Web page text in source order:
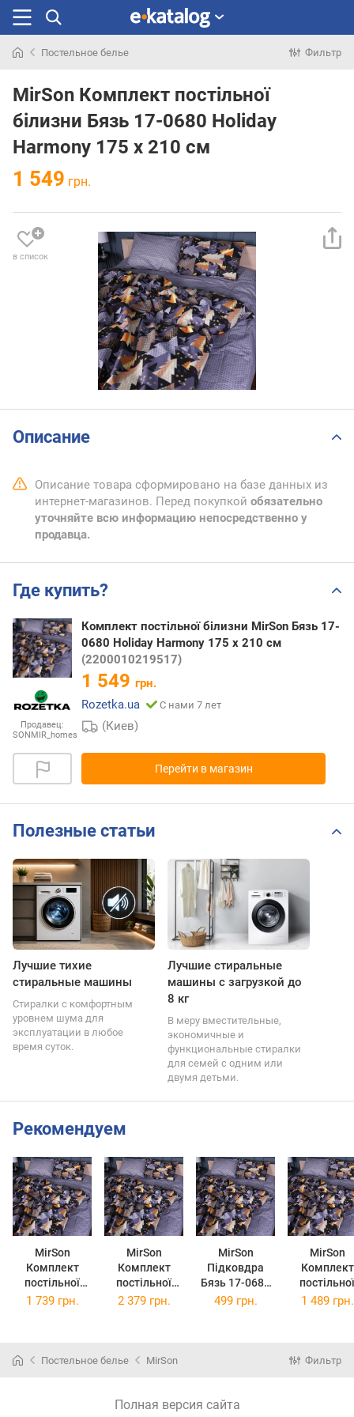
раньше
Постельное белье Фильтр
MirSon Комплект постільної
білизни Бязь 17-0680 Holiday
Harmony 175 x 210 см
1 549 грн.
в список
Описание
Описание товара сформировано на базе данных из
интернет-магазинов. Перед покупкой обязательно
уточняйте всю информацию непосредственно у
продавца.
Где купить?
Продавец:
SONMIR_homes
Комплект постільної білизни MirSon Бязь 17-
0680 Holiday Harmony 175 x 210 см
(2200010219517)
1 549 грн.
Rozetka.ua
С нами 7 лет
(Киев)
Перейти в магазин
Полезные статьи
Лучшие тихие
стиральные машины
Стиралки с комфортным
уровнем шума для
эксплуатации в любое
время суток.
Лучшие стиральные
машины с загрузкой до
8 кг
В меру вместительные,
экономичные и
функциональные стиралки
для семей с одним или
двумя детьми.
Рекомендуем
MirSon
Комплект
постільної
білизни Бязь
220 см
MirSon
Комплект
постільної
білизни Бязь
143 x 210 см
MirSon
Підковдра
Бязь 17-0680
Holiday
MirSon
Комплект
постільної
білизни Бязь
220 см
1 739 грн. 2 379 грн. 499 грн. 1 489 грн.
Постельное белье MirSon Фильтр
Полная версия сайта